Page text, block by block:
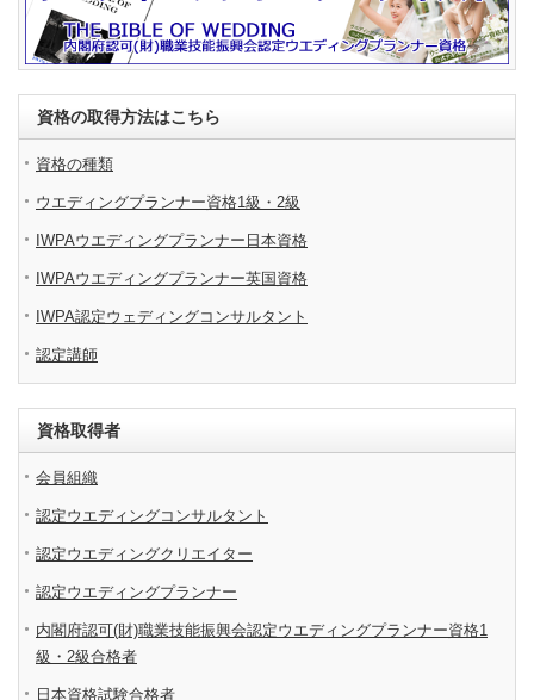
資格の取得方法はこちら
資格の種類
ウエディングプランナー資格1級・2級
IWPAウエディングプランナー日本資格
IWPAウエディングプランナー英国資格
IWPA認定ウェディングコンサルタント
認定講師
資格取得者
会員組織
認定ウエディングコンサルタント
認定ウエディングクリエイター
認定ウエディングプランナー
内閣府認可(財)職業技能振興会認定ウエディングプランナー資格1
級・2級合格者
日本資格試験合格者